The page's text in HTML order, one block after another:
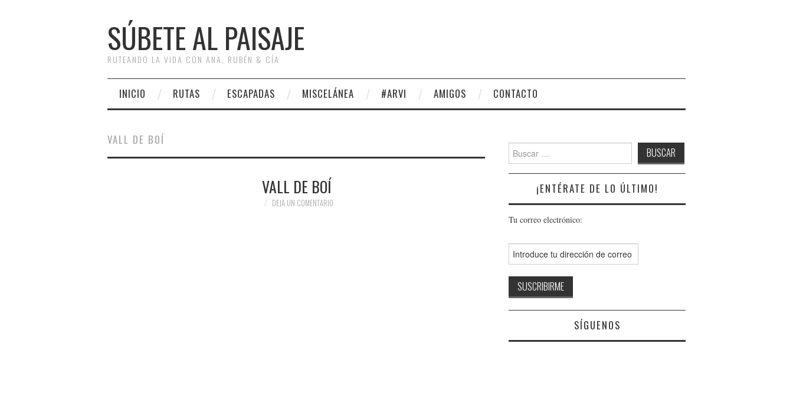
SÚBETE AL PAISAJE
RUTEANDO LA VIDA CON ANA, RUBÉN & CÍA
INICIO RUTAS ESCAPADAS MISCELÁNEA #ARVI AMIGOS CONTACTO
VALL DE BOÍ
VALL DE BOÍ
DEJA UN COMENTARIO
Buscar:
¡ENTÉRATE DE LO ÚLTIMO!
Tu correo electrónico:
SÍGUENOS